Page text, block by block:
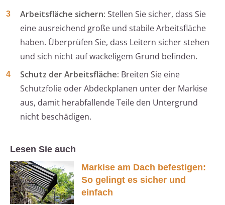
Arbeitsfläche sichern: Stellen Sie sicher, dass Sie
eine ausreichend große und stabile Arbeitsfläche
haben. Überprüfen Sie, dass Leitern sicher stehen
und sich nicht auf wackeligem Grund befinden.
Schutz der Arbeitsfläche: Breiten Sie eine
Schutzfolie oder Abdeckplanen unter der Markise
aus, damit herabfallende Teile den Untergrund
nicht beschädigen.
Lesen Sie auch
Markise am Dach befestigen:
So gelingt es sicher und
einfach